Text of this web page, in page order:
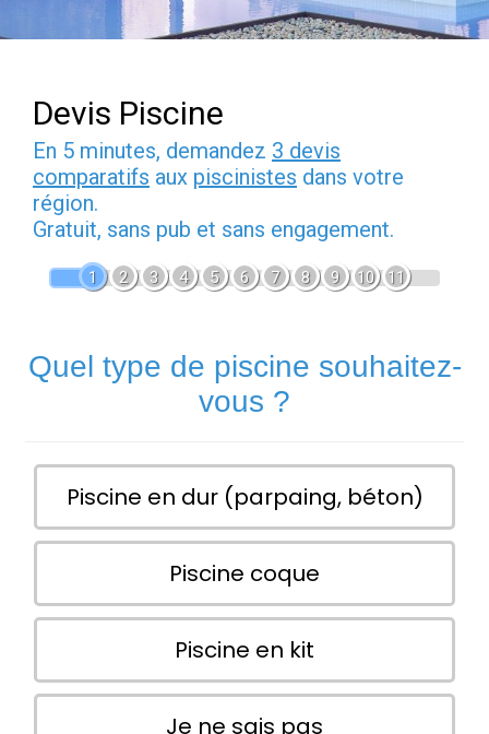
Devis Piscine
En 5 minutes, demandez 3 devis
comparatifs aux piscinistes dans votre
région.
Gratuit, sans pub et sans engagement.
1 2 3 4 5 6 7 8 9 10 11
Quel type de piscine souhaitez-
vous ?
Piscine en dur (parpaing, béton)
Piscine coque
Piscine en kit
Je ne sais pas